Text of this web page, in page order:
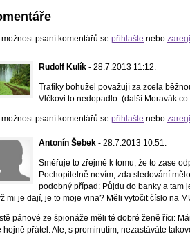
možnost psaní komentářů se přihlašte nebo
Rudolf Kulík - 28.7.2013 11:12.
Trafiky bohužel považují za zcela
Vlčkovi to nedopadlo. (další Moravák
možnost psaní komentářů se přihlašte nebo
Antonín Šebek - 28.7.2013 10:51.
Směřuje to zřejmě k tomu, že to zase
Pochopitelně nevím, zda sledování
podobný případ: Půjdu do banky a tam
mi je dají, je to moje vina? Měli vytočit číslo na
pánové ze špionáže měli té dobré ženě říci:
hojně přátel. Ale, s prominutím, nezastáváte